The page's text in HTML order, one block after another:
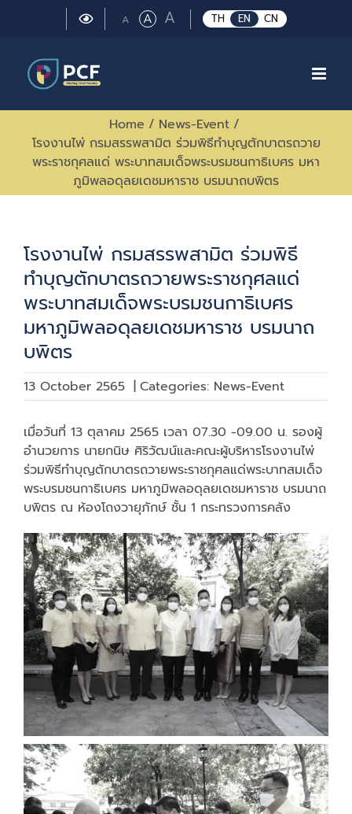
TH EN CN
A Small
ARegular
ALarge
font
Home / News-Event /
โรงงานไพ่ กรมสรรพสามิต ร่วมพิธีทำบุญตักบาตรถวาย
พระราชกุศลแด่ พระบาทสมเด็จพระบรมชนกาธิเบศร มหา
ภูมิพลอดุลยเดชมหาราช บรมนาถบพิตร
โรงงานไพ่ กรมสรรพสามิต ร่วมพิธี
ทำบุญตักบาตรถวายพระราชกุศลแด่
พระบาทสมเด็จพระบรมชนกาธิเบศร
มหาภูมิพลอดุลยเดชมหาราช บรมนาถ
บพิตร
13 October 2565 | Categories: News-Event
เมื่อวันที่ 13 ตุลาคม 2565 เวลา 07.30 -09.00 น. รองผู้
อำนวยการ นายกนิษ ศิริวัฒน์และคณะผู้บริหารโรงงานไพ่
ร่วมพิธีทำบุญตักบาตรถวายพระราชกุศลแด่พระบาทสมเด็จ
พระบรมชนกาธิเบศร มหาภูมิพลอดุลยเดชมหาราช บรมนาถ
บพิตร ณ ห้องโถงวายุภักษ์ ชั้น 1 กระทรวงการคลัง